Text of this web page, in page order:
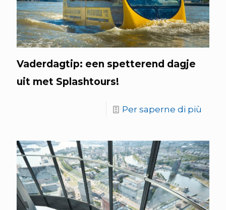
Vaderdagtip: een spetterend dagje
uit met Splashtours!
Per saperne di più